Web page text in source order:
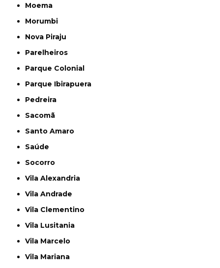
Moema
Morumbi
Nova Piraju
Parelheiros
Parque Colonial
Parque Ibirapuera
Pedreira
Sacomã
Santo Amaro
Saúde
Socorro
Vila Alexandria
Vila Andrade
Vila Clementino
Vila Lusitania
Vila Marcelo
Vila Mariana